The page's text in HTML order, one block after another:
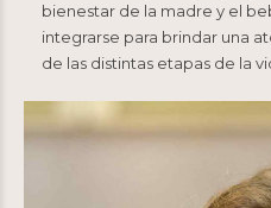
bienestar de la madre y el
integrarse para brindar una
de las distintas etapas de la